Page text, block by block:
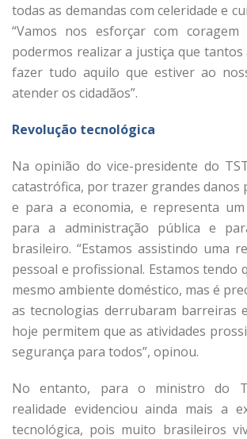
todas as demandas com celeridade e
“Vamos nos esforçar com
podermos realizar a justiça que tantos
fazer tudo aquilo que estiver ao
atender os cidadãos”.
Revolução tecnológica
Na opinião do vice-presidente do
catastrófica, por trazer grandes danos
e para a economia, e representa
para a administração pública e
brasileiro. “Estamos assistindo uma
pessoal e profissional. Estamos tendo
mesmo ambiente doméstico, mas é
as tecnologias derrubaram barreiras
hoje permitem que as atividades
segurança para todos”, opinou.
No entanto, para o ministro do
realidade evidenciou ainda mais a
tecnológica, pois muito brasileiros